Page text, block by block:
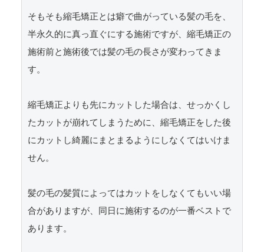
そもそも縮毛矯正とは癖で曲がっている髪の毛を、
半永久的に真っ直ぐにする施術ですが、縮毛矯正の
施術前と施術後では髪の毛の長さが変わってきま
す。
縮毛矯正よりも先にカットした場合は、せっかくし
たカットが崩れてしまうために、縮毛矯正をした後
にカットし綺麗にまとまるようにしなくてはいけま
せん。
髪の毛の髪質によってはカットをしなくてもいい場
合がありますが、同日に施術するのが一番ベストで
あります。